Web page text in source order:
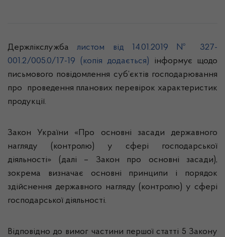
Держлікслужбалистом від 14.01.2019 № 327-
001.2/005.0/17-19 (копія додається) інформує щодо
письмового повідомлення суб’єктів господарювання
про проведення планових перевірок характеристик
продукції.
Закон України «Про основні засади державного
нагляду (контролю) у сфері господарської
діяльності» (далі – Закон про основні засади),
зокрема визначає основні принципи і порядок
здійснення державного нагляду (контролю) у сфері
господарської діяльності.
Відповідно до вимог частини першої статті 5 Закону